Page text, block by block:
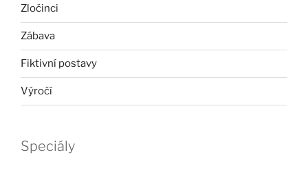
Zločinci
Zábava
Fiktivní postavy
Výročí
Speciály